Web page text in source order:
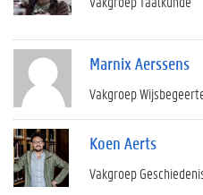
Marnix Aerssens
Vakgroep
Koen Aerts
Vakgroep